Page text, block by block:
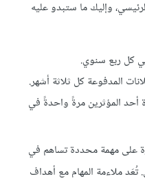
وإليك ما ستبدو عليه
في كل ربع سنوي.
أحد المؤثرين مرةً واحدةً في
على مهمة محددة تساهم في
ملاءمة المهام مع أهداف